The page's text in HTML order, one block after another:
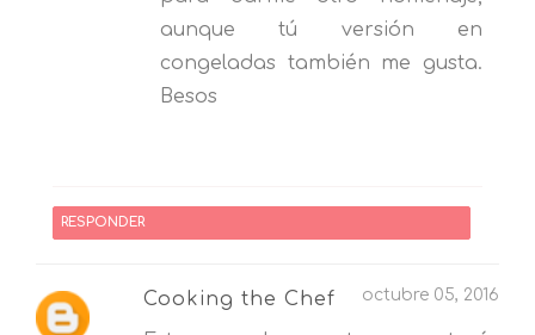
aunque tú versión en
congeladas también me gusta.
Besos
RESPONDER
Cooking the Chef octubre 05, 2016